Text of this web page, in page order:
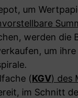
um
werden die
um
(KGV) des
im Schnitt